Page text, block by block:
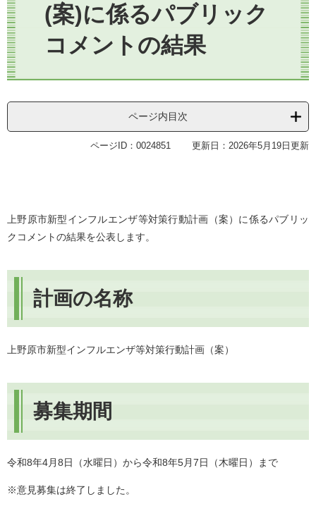
(案)に係るパブリック
コメントの結果
ページ内目次
ページID：0024851 更新日：2026年5月19日更新
上野原市新型インフルエンザ等対策行動計画（案）に係るパブリッ
クコメントの結果を公表します。
計画の名称
上野原市新型インフルエンザ等対策行動計画（案）
募集期間
令和8年4月8日（水曜日）から令和8年5月7日（木曜日）まで
※意見募集は終了しました。